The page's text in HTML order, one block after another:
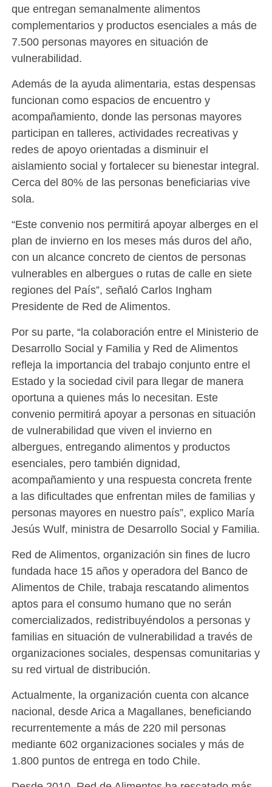
que entregan semanalmente alimentos
complementarios y productos esenciales a más de
7.500 personas mayores en situación de
vulnerabilidad.
Además de la ayuda alimentaria, estas despensas
funcionan como espacios de encuentro y
acompañamiento, donde las personas mayores
participan en talleres, actividades recreativas y
redes de apoyo orientadas a disminuir el
aislamiento social y fortalecer su bienestar integral.
Cerca del 80% de las personas beneficiarias vive
sola.
“Este convenio nos permitirá apoyar alberges en el
plan de invierno en los meses más duros del año,
con un alcance concreto de cientos de personas
vulnerables en albergues o rutas de calle en siete
regiones del País”, señaló Carlos Ingham
Presidente de Red de Alimentos.
Por su parte, “la colaboración entre el Ministerio de
Desarrollo Social y Familia y Red de Alimentos
refleja la importancia del trabajo conjunto entre el
Estado y la sociedad civil para llegar de manera
oportuna a quienes más lo necesitan. Este
convenio permitirá apoyar a personas en situación
de vulnerabilidad que viven el invierno en
albergues, entregando alimentos y productos
esenciales, pero también dignidad,
acompañamiento y una respuesta concreta frente
a las dificultades que enfrentan miles de familias y
personas mayores en nuestro país”, explico María
Jesús Wulf, ministra de Desarrollo Social y Familia.
Red de Alimentos, organización sin fines de lucro
fundada hace 15 años y operadora del Banco de
Alimentos de Chile, trabaja rescatando alimentos
aptos para el consumo humano que no serán
comercializados, redistribuyéndolos a personas y
familias en situación de vulnerabilidad a través de
organizaciones sociales, despensas comunitarias y
su red virtual de distribución.
Actualmente, la organización cuenta con alcance
nacional, desde Arica a Magallanes, beneficiando
recurrentemente a más de 220 mil personas
mediante 602 organizaciones sociales y más de
1.800 puntos de entrega en todo Chile.